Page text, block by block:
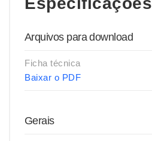
Arquivos para download
Ficha técnica
Baixar o PDF
Gerais